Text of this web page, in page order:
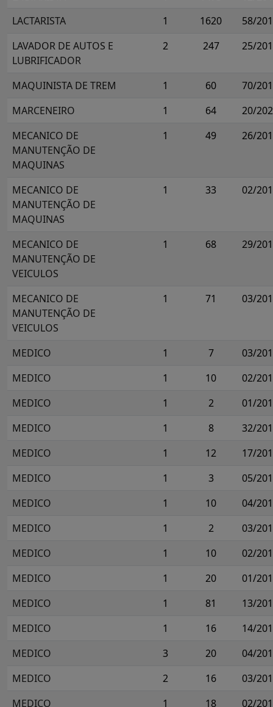
LACTARISTA
1 1620
58/
LAVADOR DE AUTOS E
LUBRIFICADOR
2 247 25/
MAQUINISTA DE TREM 1 60
70/
MARCENEIRO
1 64
20/
MECANICO DE
MANUTENÇÃO DE
MAQUINAS
1 49 26/
MECANICO DE
MANUTENÇÃO DE
MAQUINAS
1 33 02/
MECANICO DE
MANUTENÇÃO DE
VEICULOS
1 68 29/
MECANICO DE
MANUTENÇÃO DE
VEICULOS
1 71 03/
MEDICO 1 7
03/
MEDICO
1 10
02/
MEDICO
1 2
01/
MEDICO
1 8
32/
MEDICO
1 12
17/
MEDICO
1 3
05/
MEDICO
1 10
04/
MEDICO
1 2
03/
MEDICO
1 10
02/
MEDICO
1 20
01/
MEDICO
1 81
13/
MEDICO
1 16
14/
MEDICO
3 20
04/
MEDICO
2 16
03/
MEDICO
1 18 02/